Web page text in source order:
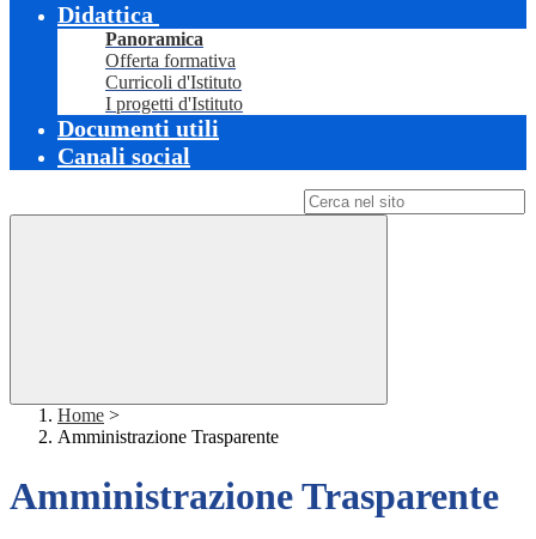
Didattica
Panoramica
Offerta formativa
Curricoli d'Istituto
I progetti d'Istituto
Documenti utili
Canali social
Home >
Amministrazione Trasparente
Amministrazione Trasparente